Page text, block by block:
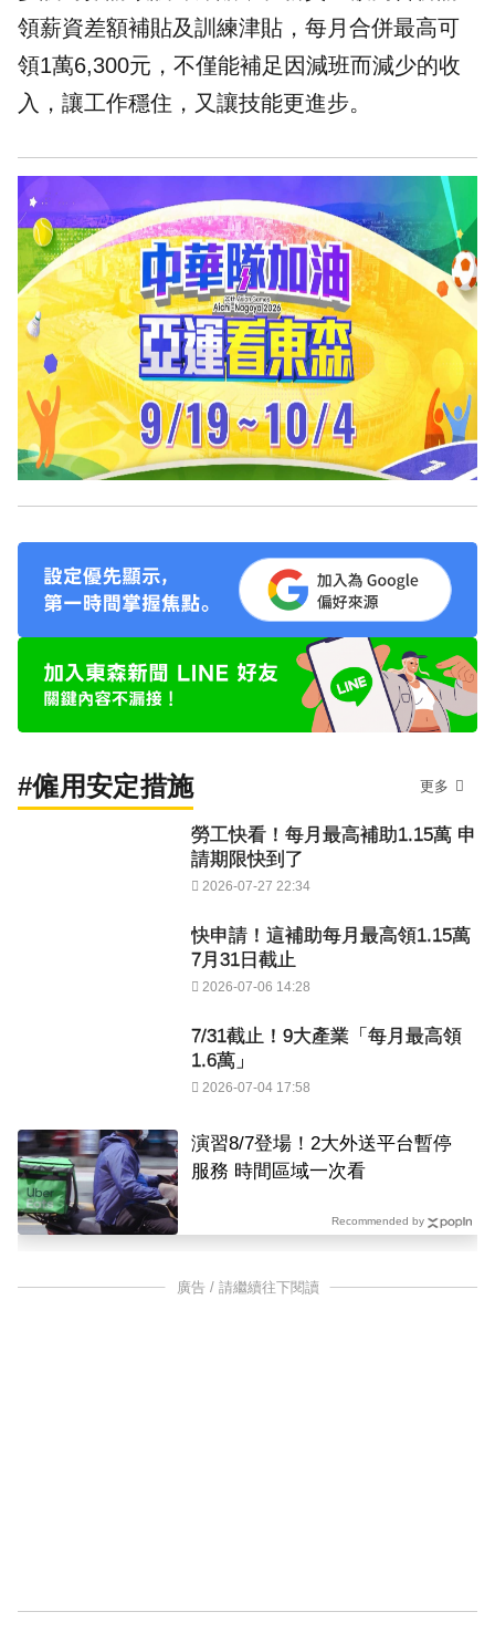
領薪資差額補貼及訓練津貼，每月合併最高可
領1萬6,300元，不僅能補足因減班而減少的收
入，讓工作穩住，又讓技能更進步。
#僱用安定措施 更多
勞工快看！每月最高補助1.15萬 申
請期限快到了
2026-07-27 22:34
快申請！這補助每月最高領1.15萬
7月31日截止
2026-07-06 14:28
7/31截止！9大產業「每月最高領
1.6萬」
2026-07-04 17:58
演習8/7登場！2大外送平台暫停
服務 時間區域一次看
Recommended by
廣告 / 請繼續往下閱讀